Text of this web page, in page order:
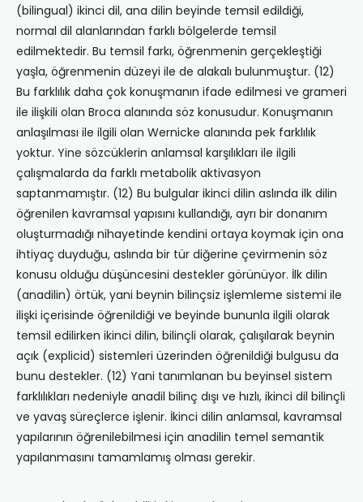
(bilingual) ikinci dil, ana dilin beyinde temsil edildiği,
normal dil alanlarından farklı bölgelerde temsil
edilmektedir. Bu temsil farkı, öğrenmenin gerçekleştiği
yaşla, öğrenmenin düzeyi ile de alakalı bulunmuştur. (12)
Bu farklılık daha çok konuşmanın ifade edilmesi ve grameri
ile ilişkili olan Broca alanında söz konusudur. Konuşmanın
anlaşılması ile ilgili olan Wernicke alanında pek farklılık
yoktur. Yine sözcüklerin anlamsal karşılıkları ile ilgili
çalışmalarda da farklı metabolik aktivasyon
saptanmamıştır. (12) Bu bulgular ikinci dilin aslında ilk dilin
öğrenilen kavramsal yapısını kullandığı, ayrı bir donanım
oluşturmadığı nihayetinde kendini ortaya koymak için ona
ihtiyaç duyduğu, aslında bir tür diğerine çevirmenin söz
konusu olduğu düşüncesini destekler görünüyor. İlk dilin
(anadilin) örtük, yani beynin bilinçsiz işlemleme sistemi ile
ilişki içerisinde öğrenildiği ve beyinde bununla ilgili olarak
temsil edilirken ikinci dilin, bilinçli olarak, çalışılarak beynin
açık (explicid) sistemleri üzerinden öğrenildiği bulgusu da
bunu destekler. (12) Yani tanımlanan bu beyinsel sistem
farklılıkları nedeniyle anadil bilinç dışı ve hızlı, ikinci dil bilinçli
ve yavaş süreçlerce işlenir. İkinci dilin anlamsal, kavramsal
yapılarının öğrenilebilmesi için anadilin temel semantik
yapılanmasını tamamlamış olması gerekir.